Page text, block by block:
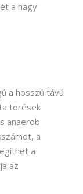
a nagy
a hosszú távú
törések
anaerob
a
a
az